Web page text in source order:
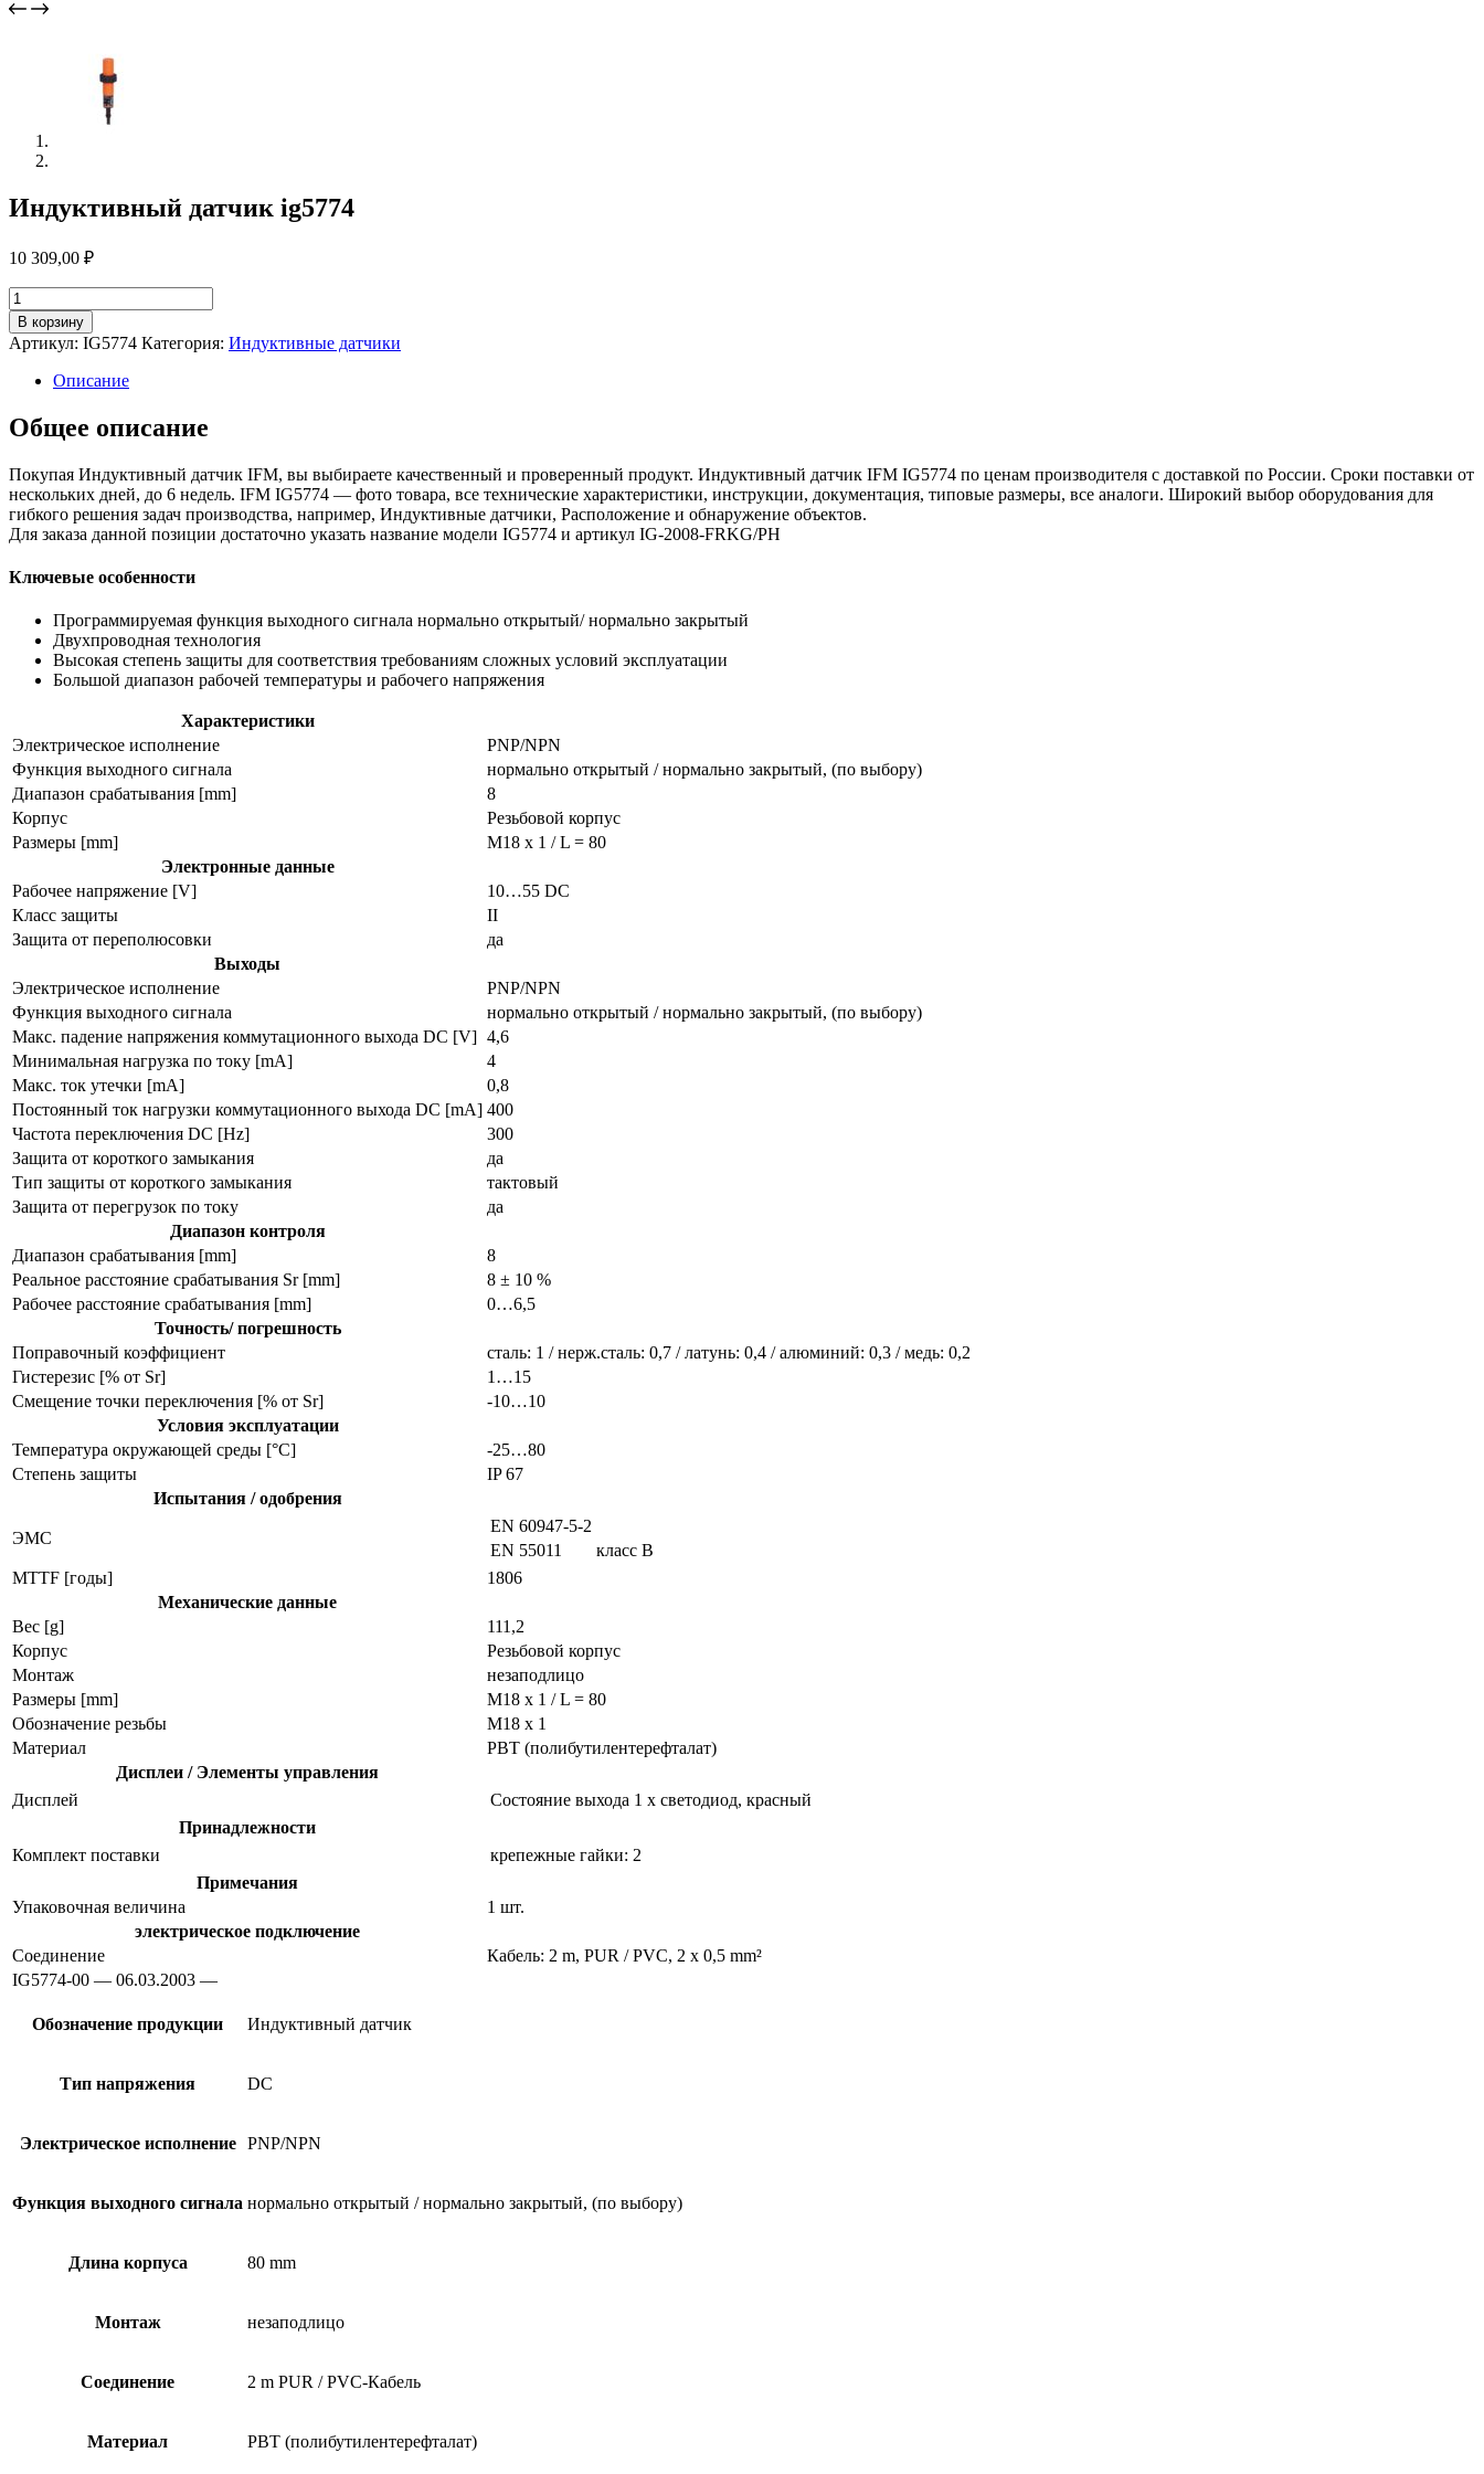
Индуктивный датчик ig5774
10 309,00 ₽
Количество
товара
Индуктивный
датчик
ig5774
В корзину
Артикул: IG5774 Категория: Индуктивные датчики
Описание
Общее описание
Покупая Индуктивный датчик IFM, вы выбираете качественный и проверенный продукт. Индуктивный датчик IFM IG5774 по ценам производителя с доставкой по России. Сроки поставки от
нескольких дней, до 6 недель. IFM IG5774 — фото товара, все технические характеристики, инструкции, документация, типовые размеры, все аналоги. Широкий выбор оборудования для
гибкого решения задач производства, например, Индуктивные датчики, Расположение и обнаружение объектов.
Для заказа данной позиции достаточно указать название модели IG5774 и артикул IG-2008-FRKG/PH
Ключевые особенности
Программируемая функция выходного сигнала нормально открытый/ нормально закрытый
Двухпроводная технология
Высокая степень защиты для соответствия требованиям сложных условий эксплуатации
Большой диапазон рабочей температуры и рабочего напряжения
Характеристики
Электрическое исполнение
PNP/NPN
Функция выходного сигнала
нормально открытый / нормально закрытый, (по выбору)
Диапазон срабатывания [mm]
8
Корпус
Резьбовой корпус
Размеры [mm]
M18 x 1 / L = 80
Электронные данные
Рабочее напряжение [V]
10…55 DC
Класс защиты
II
Защита от переполюсовки
да
Выходы
Электрическое исполнение
PNP/NPN
Функция выходного сигнала
нормально открытый / нормально закрытый, (по выбору)
Макс. падение напряжения коммутационного выхода DC [V] 4,6
Минимальная нагрузка по току [mA]
4
Макс. ток утечки [mA]
0,8
Постоянный ток нагрузки коммутационного выхода DC [mA] 400
Частота переключения DC [Hz]
300
Защита от короткого замыкания
да
Тип защиты от короткого замыкания
тактовый
Защита от перегрузок по току
да
Диапазон контроля
Диапазон срабатывания [mm]
8
Реальное расстояние срабатывания Sr [mm]
8 ± 10 %
Рабочее расстояние срабатывания [mm]
0…6,5
Точность/ погрешность
Поправочный коэффициент
сталь: 1 / нерж.сталь: 0,7 / латунь: 0,4 / алюминий: 0,3 / медь: 0,2
Гистерезис [% от Sr]
1…15
Смещение точки переключения [% от Sr]
-10…10
Условия эксплуатации
Температура окружающей среды [°C]
-25…80
Степень защиты
IP 67
Испытания / одобрения
ЭMC
EN 60947-5-2
EN 55011
класс B
MTTF [годы]
1806
Механические данные
Вес [g]
111,2
Корпус
Резьбовой корпус
Монтаж
незаподлицо
Размеры [mm]
M18 x 1 / L = 80
Обозначение резьбы
M18 x 1
Материал
PBT (полибутилентерефталат)
Дисплеи / Элементы управления
Дисплей
Состояние выхода 1 x светодиод, красный
Принадлежности
Комплект поставки
крепежные гайки: 2
Примечания
Упаковочная величина
1 шт.
электрическое подключение
Соединение
Кабель: 2 m, PUR / PVC, 2 x 0,5 mm²
IG5774-00 — 06.03.2003 —
Обозначение продукции Индуктивный датчик
Тип напряжения DC
Электрическое исполнение PNP/NPN
Функция выходного сигнала нормально открытый / нормально закрытый, (по выбору)
Длина корпуса 80 mm
Монтаж незаподлицо
Соединение 2 m PUR / PVC-Кабель
Материал PBT (полибутилентерефталат)